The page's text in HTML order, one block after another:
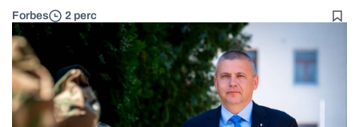
Forbes 2 perc